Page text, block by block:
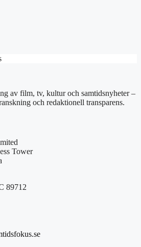
av film, tv, kultur och samtidsnyheter –
och redaktionell transparens.
Tower
89712